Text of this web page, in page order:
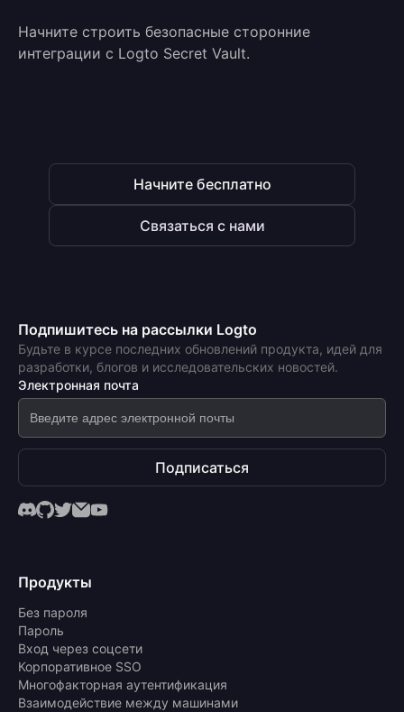
Начните строить безопасные сторонние
интеграции с Logto Secret Vault.
Начните бесплатно
Связаться с нами
Подпишитесь на рассылки Logto
Будьте в курсе последних обновлений продукта, идей для
разработки, блогов и исследовательских новостей.
Электронная почта
Подписаться
Продукты
Без пароля
Пароль
Вход через соцсети
Корпоративное SSO
Многофакторная аутентификация
Взаимодействие между машинами